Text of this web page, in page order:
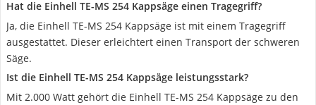
Hat die Einhell TE-MS 254 Kappsäge einen Tragegriff?
Ja, die Einhell TE-MS 254 Kappsäge ist mit einem Tragegriff
ausgestattet. Dieser erleichtert einen Transport der schweren
Säge.
Ist die Einhell TE-MS 254 Kappsäge leistungsstark?
Mit 2.000 Watt gehört die Einhell TE-MS 254 Kappsäge zu den